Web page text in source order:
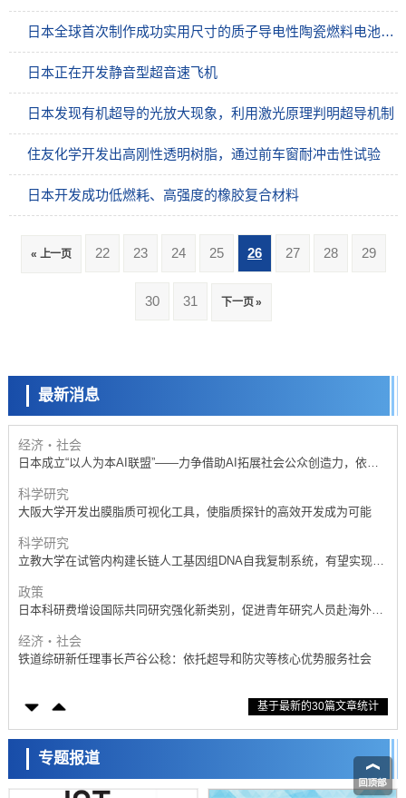
日本全球首次制作成功实用尺寸的质子导电性陶瓷燃料电池单元
日本正在开发静音型超音速飞机
日本发现有机超导的光放大现象，利用激光原理判明超导机制
住友化学开发出高刚性透明树脂，通过前车窗耐冲击性试验
日本开发成功低燃耗、高强度的橡胶复合材料
« 上一页 22 23 24 25 26 27 28 29
30 31 下一页 »
最新消息
科学研究
开发出300亿年仅误差1秒的光晶格钟，构建网络将其打造为下一代社会
基础设施
经济・社会
日本成立“以人为本AI联盟”——力争借助AI拓展社会公众创造力，依托
科学研究
大阪大学开发出膜脂质可视化工具，使脂质探针的高效开发成为可能
科学研究
立教大学在试管内构建长链人工基因组DNA自我复制系统，有望实现携
政策
日本科研费增设国际共同研究强化新类别，促进青年研究人员赴海外开
经济・社会
铁道综研新任理事长芦谷公稔：依托超导和防灾等核心优势服务社会
东京大学通过叶绿体基因组编辑技术强化碳固定酶，成功提高光合作用
科学研究
藤田医科大学等成功鉴定出非结核分枝杆菌生存的必需基因，首次揭示
该基因的必要性因菌株而异
经济・社会
基于最新的30篇文章统计
专题报道